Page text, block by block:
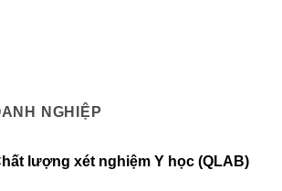
NGHIỆP
lượng xét nghiệm Y học (QLAB)